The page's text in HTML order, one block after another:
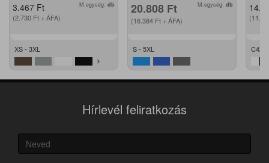
3.467 Ft
(2.730 Ft + ÁFA)
M.egység: db
XS - 3XL
20.808 Ft
(16.384 Ft + ÁFA)
M.egység: db
S - 5XL C42 -
Hírlevél feliratkozás